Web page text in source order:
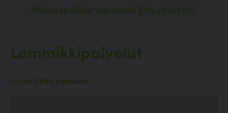
Mainospaikka vapaana! Ota yhteyttä.
Lemmikkipalvelut
Löytyi 2494 palvelua